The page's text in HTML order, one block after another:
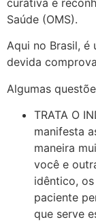
curativa e
Saúde (OMS).
Aqui no Brasil, é
devida
Algumas
TRATA O
manifesta
maneira
você e
idêntico,
paciente
que serve